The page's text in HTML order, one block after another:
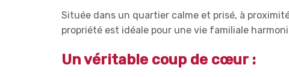
Située dans un quartier calme et prisé, à
propriété est idéale pour une vie familiale
Un véritable coup de cœur :